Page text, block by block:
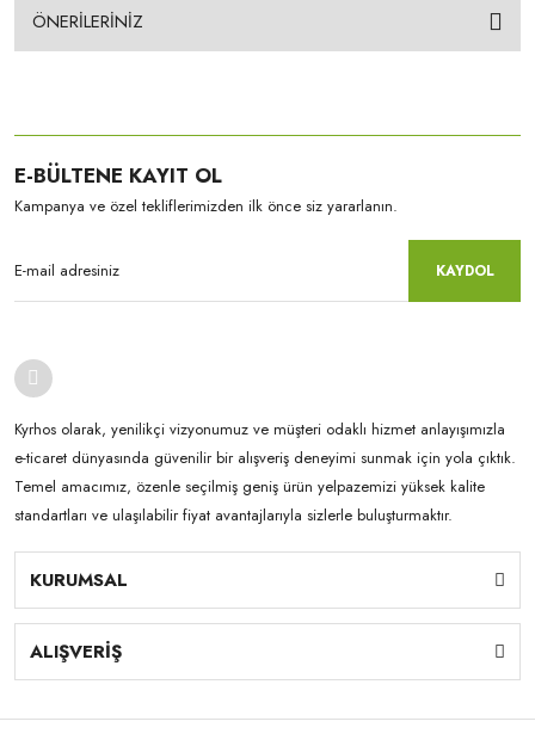
ÖNERİLERİNİZ
E-BÜLTENE KAYIT OL
Kampanya ve özel tekliflerimizden ilk önce siz yararlanın.
KAYDOL
Kyrhos olarak, yenilikçi vizyonumuz ve müşteri odaklı hizmet anlayışımızla
e-ticaret dünyasında güvenilir bir alışveriş deneyimi sunmak için yola çıktık.
Temel amacımız, özenle seçilmiş geniş ürün yelpazemizi yüksek kalite
standartları ve ulaşılabilir fiyat avantajlarıyla sizlerle buluşturmaktır.
KURUMSAL
ALIŞVERİŞ